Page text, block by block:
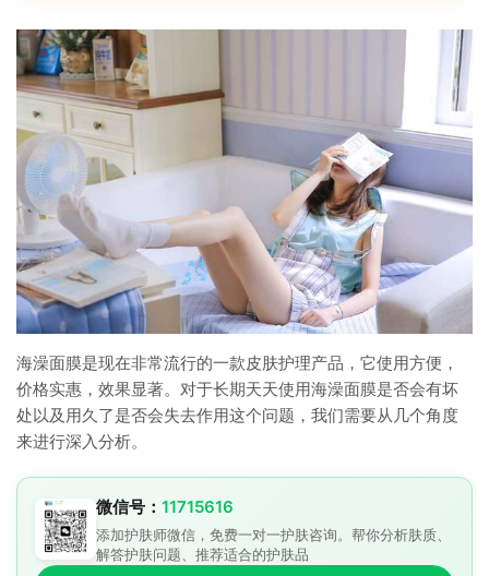
海澡面膜是现在非常流行的一款皮肤护理产品，它使用方便，
价格实惠，效果显著。对于长期天天使用海澡面膜是否会有坏
处以及用久了是否会失去作用这个问题，我们需要从几个角度
来进行深入分析。
微信号： 11715616
添加护肤师微信，免费一对一护肤咨询。帮你分析肤质、
解答护肤问题、推荐适合的护肤品